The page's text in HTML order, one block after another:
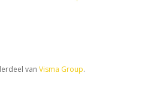
van Visma Group.